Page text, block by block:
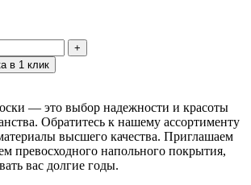
в 1 клик
— это выбор надежности и красоты
Обратитесь к нашему ассортименту
высшего качества. Приглашаем
превосходного напольного покрытия,
вас долгие годы.